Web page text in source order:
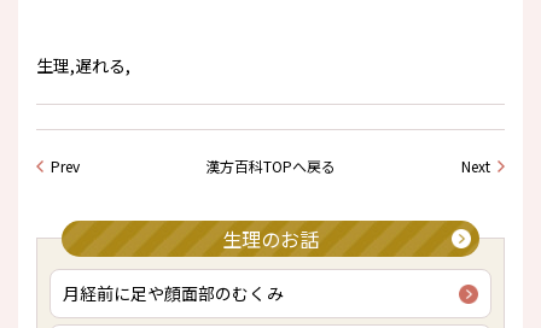
生理,遅れる,
Prev 漢方百科TOPへ戻る Next
生理のお話
月経前に足や顔面部のむくみ